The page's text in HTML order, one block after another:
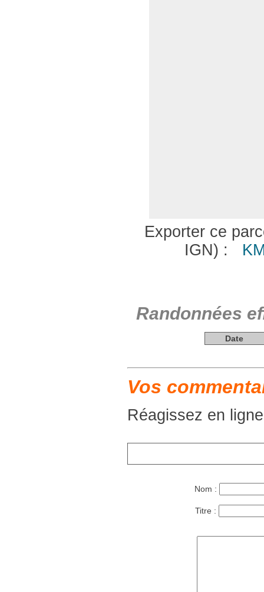
Exporter ce
IGN) :
Randonnées
Date
Vos
Réagissez en
Nom :
Titre :